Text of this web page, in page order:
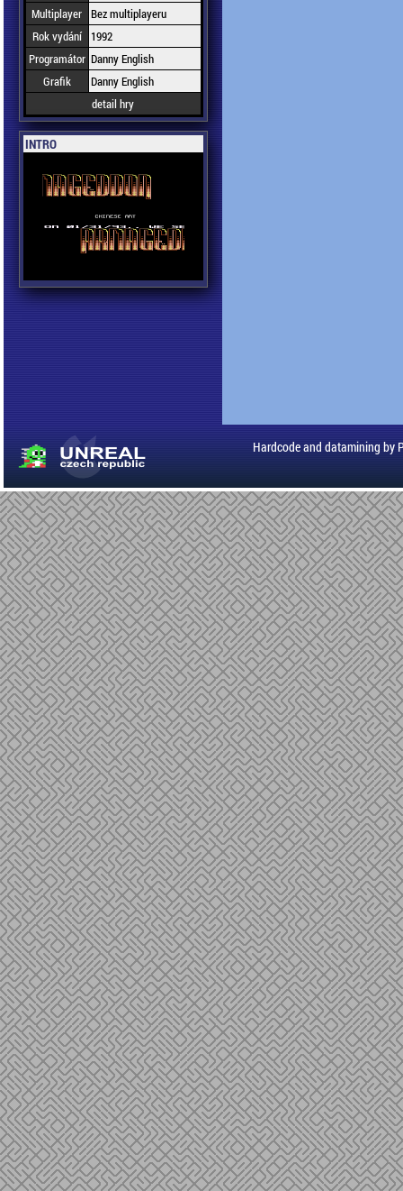
Multiplayer Bez multiplayeru
Rok vydání
1992
Programátor Danny English
Grafik
Danny English
detail hry
INTRO
Hardcode and datamining by